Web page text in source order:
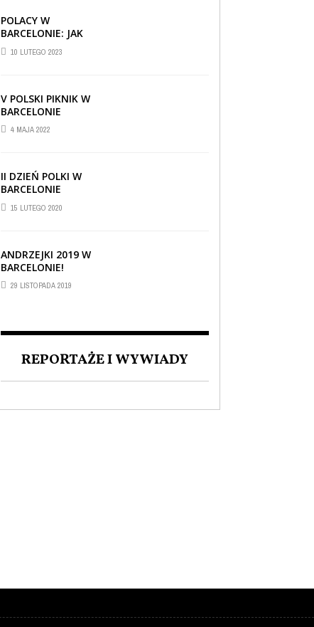
POLACY W
BARCELONIE: JAK
RADZĄ SOBIE ZA
GRANICĄ
10 LUTEGO 2023
V POLSKI PIKNIK W
BARCELONIE
4 MAJA 2022
II DZIEŃ POLKI W
BARCELONIE
15 LUTEGO 2020
ANDRZEJKI 2019 W
BARCELONIE!
29 LISTOPADA 2019
REPORTAŻE I WYWIADY
MIŁOŚCI DO NASZEGO
JĘZYKA I FASCYNACJI
POLSKĄ KULTURĄ.